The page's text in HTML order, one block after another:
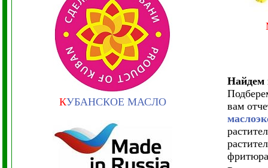
КУБАНСКОЕ МАСЛО
Найдем
вам